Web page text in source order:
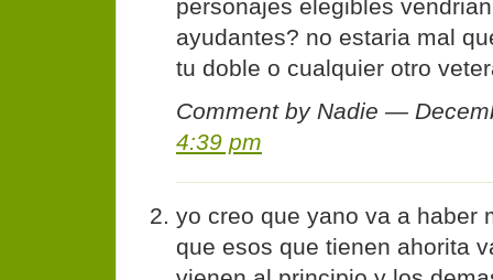
personajes elegibles
ayudantes? no estaria mal
tu doble o cualquier otro
Comment by Nadie —
4:39 pm
yo creo que yano va a haber
que esos que tienen ahorita